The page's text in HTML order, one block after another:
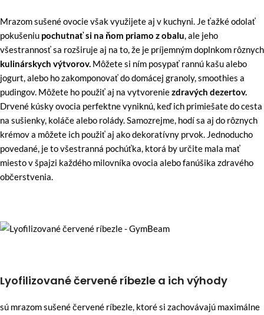
Mrazom sušené ovocie však využijete aj v kuchyni. Je ťažké odolať
pokušeniu pochutnať si na ňom priamo z obalu, ale jeho
všestrannosť sa rozširuje aj na to, že je príjemným doplnkom rôznych
kulinárskych výtvorov. Môžete si ním posypať rannú kašu alebo
jogurt, alebo ho zakomponovať do domácej granoly, smoothies a
pudingov. Môžete ho použiť aj na vytvoreniezdravých dezertov.
Drvené kúsky ovocia perfektne vyniknú, keď ich primiešate do cesta
na sušienky, koláče alebo rolády. Samozrejme, hodí sa aj do rôznych
krémov a môžete ich použiť aj ako dekoratívny prvok. Jednoducho
povedané, je to všestranná pochúťka, ktorá by určite mala mať
miesto v špajzi každého milovníka ovocia alebo fanúšika zdravého
občerstvenia.
Lyofilizované červené ríbezle a ich výhody
sú mrazom sušené červené ríbezle, ktoré si zachovávajú maximálne